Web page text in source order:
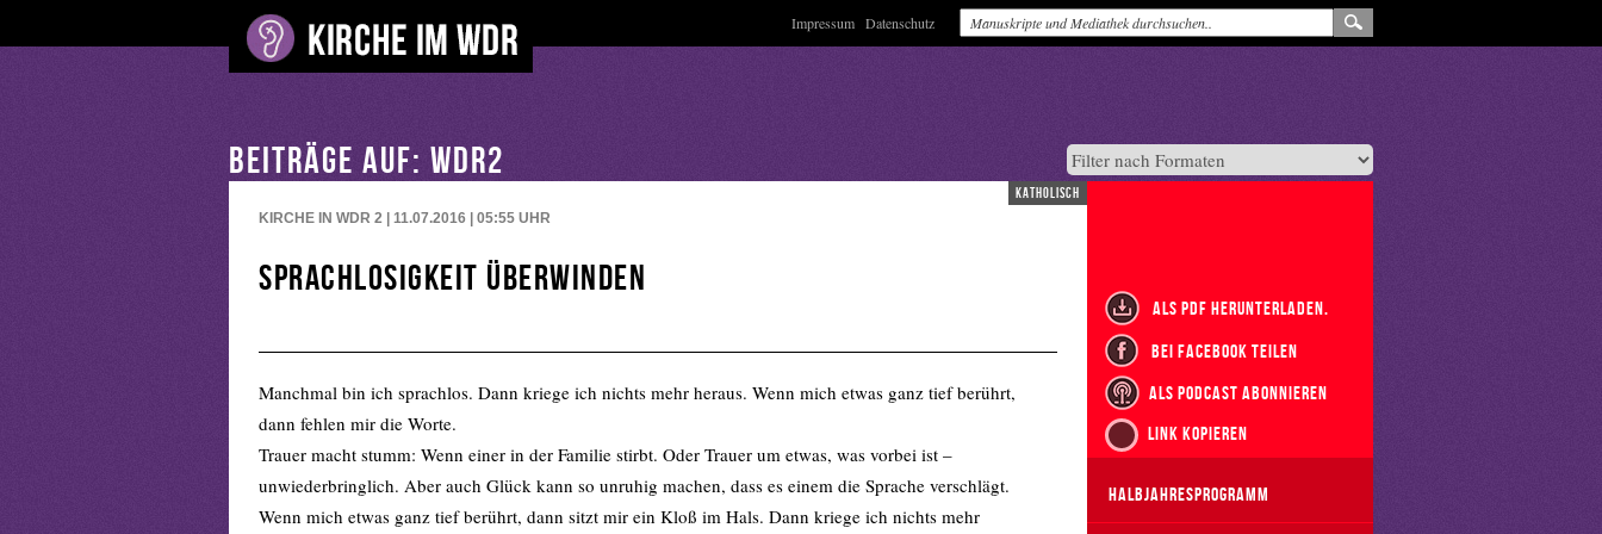
Impressum Datenschutz
BEITRÄGE AUF: WDR2
katholisch
KIRCHE IN WDR 2 | 11.07.2016 | 05:55 UHR
Sprachlosigkeit überwinden
Manchmal bin ich sprachlos. Dann kriege ich nichts mehr heraus. Wenn mich etwas ganz tief berührt,
dann fehlen mir die Worte.
Trauer macht stumm: Wenn einer in der Familie stirbt. Oder Trauer um etwas, was vorbei ist –
unwiederbringlich. Aber auch Glück kann so unruhig machen, dass es einem die Sprache verschlägt.
Wenn mich etwas ganz tief berührt, dann sitzt mir ein Kloß im Hals. Dann kriege ich nichts mehr
als PDF herunterladen.
bei Facebook teilen
als Podcast abonnieren
Link kopieren
Halbjahresprogramm